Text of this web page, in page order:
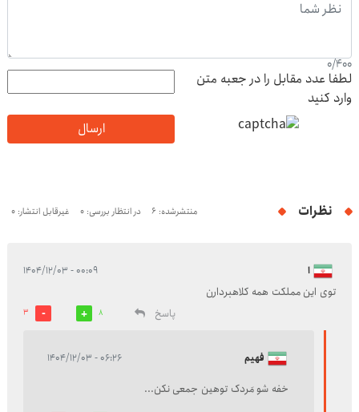
0/400
لطفا عدد مقابل را در جعبه متن
وارد کنید
ارسال
نظرات منتشرشده: 6 در انتظار بررسی: 0 غیرقابل انتشار: 0
ا ۰۰:۰۹ - ۱۴۰۴/۱۲/۰۳
توی این مملکت همه کلاهبردارن
پاسخ
8
3
فهیم ۰۶:۲۶ - ۱۴۰۴/۱۲/۰۳
خفه شو مَردک توهین جمعی نکن...